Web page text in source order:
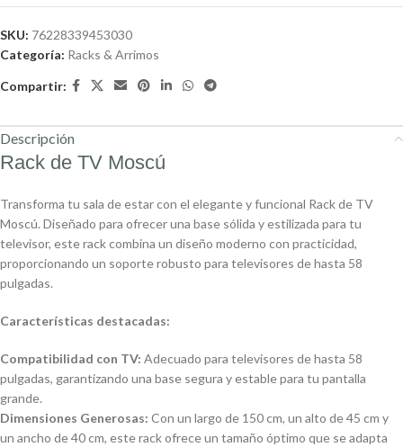
SKU: 76228339453030
Categoría: Racks & Arrimos
Compartir:
Descripción
Rack de TV Moscú
Transforma tu sala de estar con el elegante y funcional Rack de TV
Moscú. Diseñado para ofrecer una base sólida y estilizada para tu
televisor, este rack combina un diseño moderno con practicidad,
proporcionando un soporte robusto para televisores de hasta 58
pulgadas.
Características destacadas:
Compatibilidad con TV: Adecuado para televisores de hasta 58
pulgadas, garantizando una base segura y estable para tu pantalla
grande.
Dimensiones Generosas: Con un largo de 150 cm, un alto de 45 cm y
un ancho de 40 cm, este rack ofrece un tamaño óptimo que se adapta